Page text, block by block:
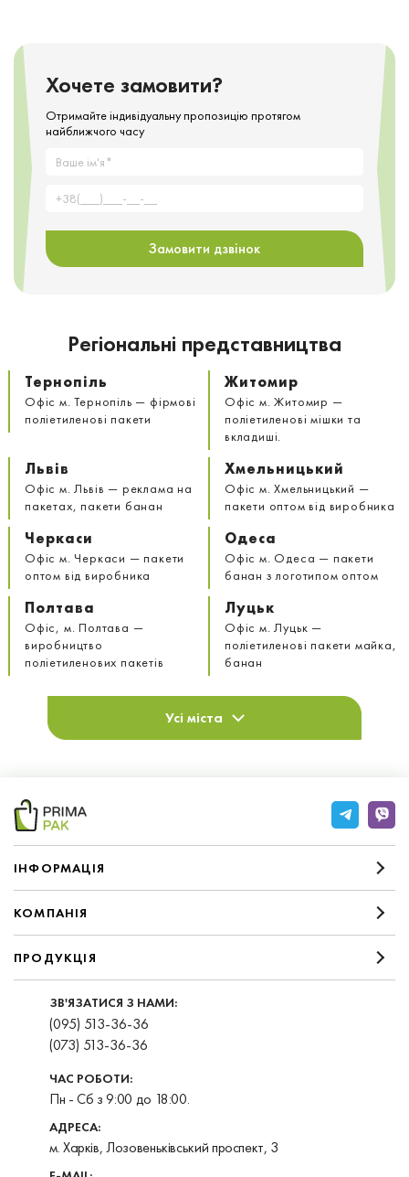
Хочете замовити?
Отримайте індивідуальну пропозицію протягом
найближчого часу
Замовити дзвінок
Регіональні представництва
Тернопіль
Офіс м. Тернопіль — фірмові
поліетиленові пакети
Житомир
Офіс м. Житомир —
поліетиленові мішки та
вкладиші.
Львів
Офіс м. Львів — реклама на
пакетах, пакети банан
Хмельницький
Офіс м. Хмельницький —
пакети оптом від виробника
Черкаси
Офіс м. Черкаси — пакети
оптом від виробника
Одеса
Офіс м. Одеса — пакети
банан з логотипом оптом
Полтава
Офіс, м. Полтава —
виробництво
поліетиленових пакетів
Луцьк
Офіс м. Луцьк —
поліетиленові пакети майка,
банан
Усі міста
IНФОРМАЦIЯ
КОМПАНIЯ
ПРОДУКЦІЯ
ЗВ'ЯЗАТИСЯ З НАМИ:
(095) 513-36-36
(073) 513-36-36
ЧАС РОБОТИ:
Пн - Сб з 9:00 до 18:00.
АДРЕСА:
м. Харків, Лозовеньківський проспект, 3